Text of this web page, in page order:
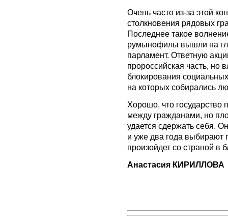
Очень часто из-за этой
столкновения рядовых
Последнее такое
румынофилы вышли на
парламент. Ответную
пророссийская часть, но
блокирования
на которых собирались
Хорошо, что государство
между гражданами, но
удается сдержать себя.
и уже два года выбирают
произойдет со страной в
Анастасия КИРИЛЛОВА